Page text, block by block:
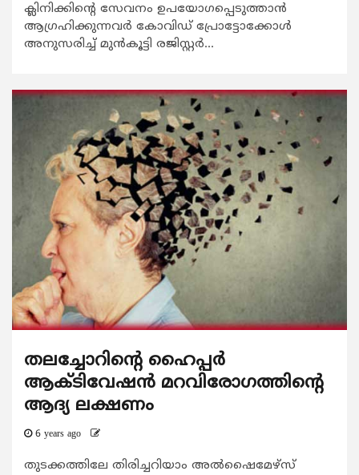
ക്ലിനിക്കിന്റെ സേവനം ഉപയോഗപ്പെടുത്താന്‍
ആഗ്രഹിക്കുന്നവര്‍ കോവിഡ് പ്രോട്ടോക്കോള്‍
അനുസരിച്ച് മുന്‍കൂട്ടി രജിസ്റ്റര്‍...
തലച്ചോറിന്റെ ഹൈപ്പർ
ആക്ടിവേഷൻ മറവിരോഗത്തിന്റെ
ആദ്യ ലക്ഷണം
6 years ago
തുടക്കത്തിലേ തിരിച്ചറിയാം അൽഷൈമേഴ്സ്